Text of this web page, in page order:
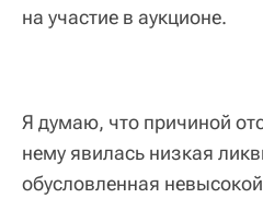
на участие в аукционе.
Я думаю, что причиной
нему явилась низкая
обусловленная